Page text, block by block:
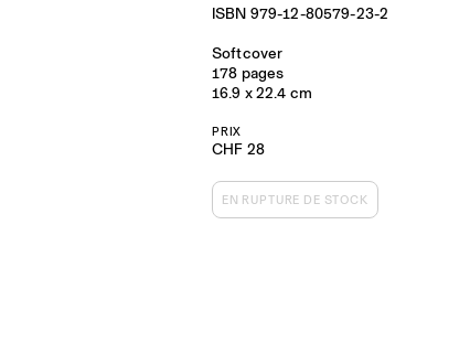
ISBN 979-12-80579-23-2
Softcover
178 pages
16.9 x 22.4 cm
PRIX
CHF 28
EN RUPTURE DE STOCK